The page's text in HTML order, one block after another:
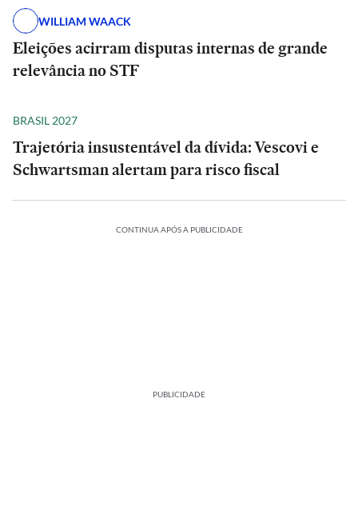
WILLIAM WAACK
Eleições acirram disputas internas de grande
relevância no STF
BRASIL 2027
Trajetória insustentável da dívida: Vescovi e
Schwartsman alertam para risco fiscal
CONTINUA APÓS A PUBLICIDADE
PUBLICIDADE